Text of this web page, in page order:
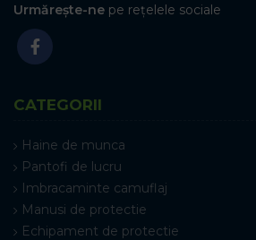
Urmărește-ne pe rețelele sociale
CATEGORII
Haine de munca
Pantofi de lucru
Imbracaminte camuflaj
Manusi de protectie
Echipament de protectie